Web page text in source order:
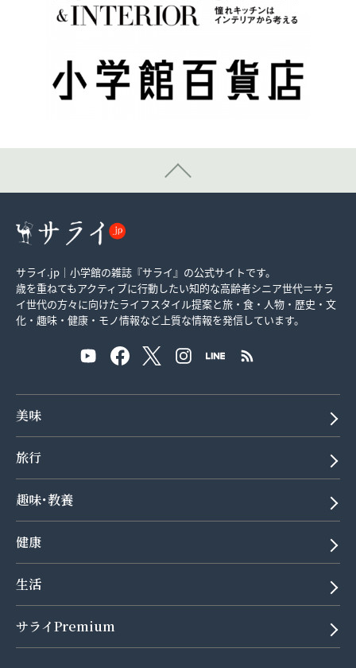
サライ.jp｜小学館の雑誌『サライ』の公式サイトです。
歳を重ねてもアクティブに行動したい知的な高齢者シニア世代＝サラ
イ世代の方々に向けたライフスタイル提案と旅・食・人物・歴史・文
化・趣味・健康・モノ情報など上質な情報を発信しています。
美味
旅行
趣味･教養
健康
生活
サライPremium